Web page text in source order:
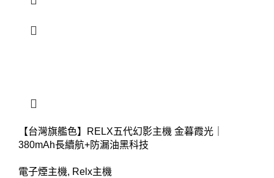
【台灣旗艦色】RELX五代幻影主機 金暮霞光｜
380mAh長續航+防漏油黑科技
電子煙主機, Relx主機